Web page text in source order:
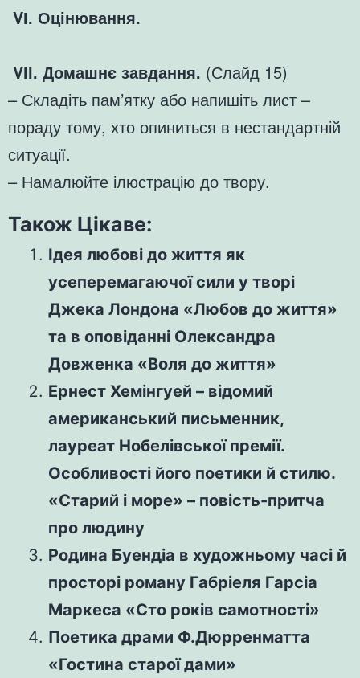
VІ. Оцінювання.
VІІ. Домашнє завдання. (Слайд 15)
– Складіть пам’ятку або напишіть лист –
пораду тому, хто опиниться в нестандартній
ситуації.
– Намалюйте ілюстрацію до твору.
Також Цікаве:
Ідея любові до життя як
усеперемагаючої сили у творі
Джека Лондона «Любов до життя»
та в оповіданні Олександра
Довженка «Воля до життя»
Ернест Хемінгуей – відомий
американський письменник,
лауреат Нобелівської премії.
Особливості його поетики й стилю.
«Старий і море» – повість-притча
про людину
Родина Буендіа в художньому часі й
просторі роману Габріеля Гарсіа
Маркеса «Сто років самотності»
Поетика драми Ф.Дюрренматта
«Гостина старої дами»